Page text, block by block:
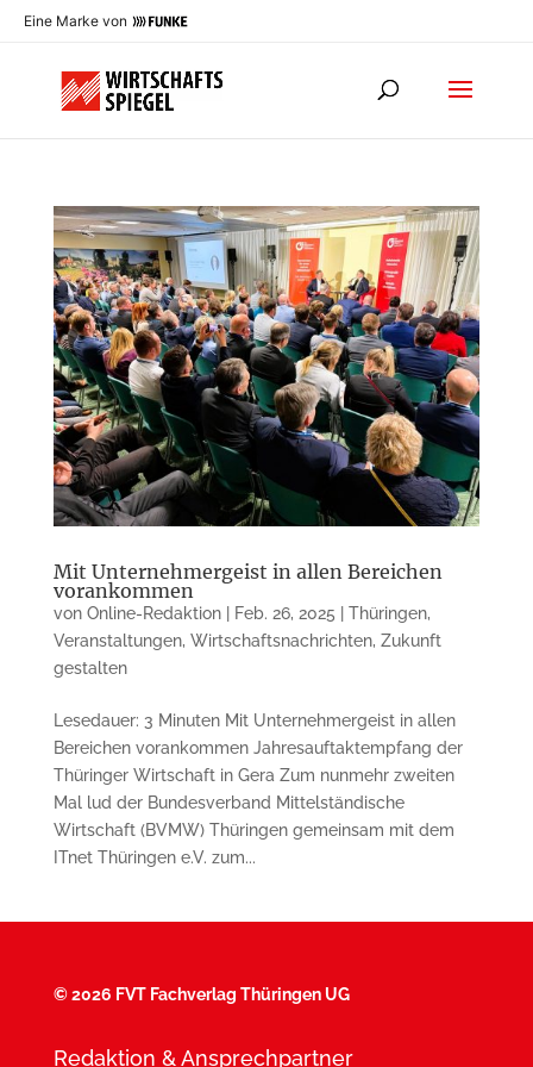
Eine Marke von
Mit Unternehmergeist in allen Bereichen
vorankommen
von Online-Redaktion| Feb. 26, 2025 Thüringen,
Veranstaltungen, Wirtschaftsnachrichten, Zukunft
gestalten
Lesedauer: 3 Minuten Mit Unternehmergeist in allen
Bereichen vorankommen Jahresauftaktempfang der
Thüringer Wirtschaft in Gera Zum nunmehr zweiten
Mal lud der Bundesverband Mittelständische
Wirtschaft (BVMW) Thüringen gemeinsam mit dem
ITnet Thüringen e.V. zum...
©2026 FVT Fachverlag Thüringen UG
Redaktion & Ansprechpartner